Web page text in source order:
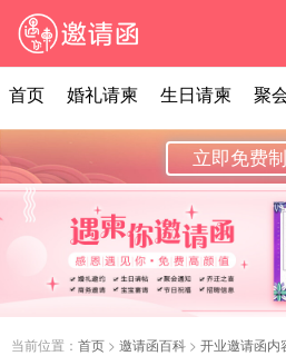
首页 婚礼请柬 生日请柬 聚
立即免费
当前位置： 首页 > 邀请函百科 > 开业邀请函内